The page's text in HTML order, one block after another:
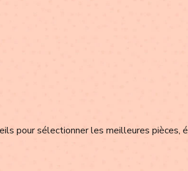
pour sélectionner les meilleures pièces,